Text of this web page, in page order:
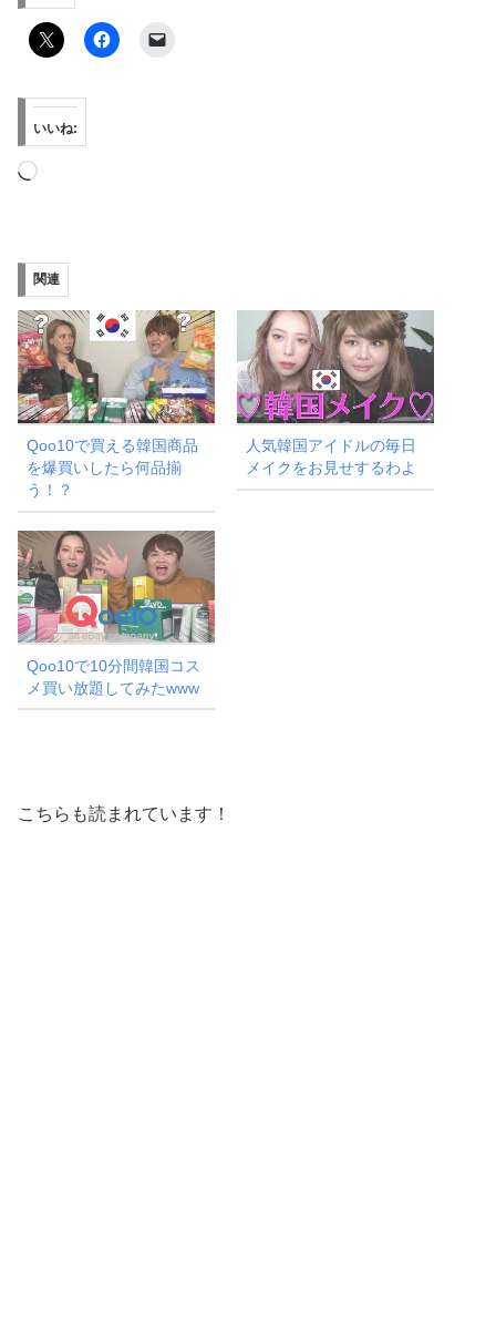
いいね:
読
み
中…
関連
Qoo10で買える韓国商品
を爆買いしたら何品揃
う！？
人気韓国アイドルの毎日
メイクをお見せするわよ
Qoo10で10分間韓国コス
メ買い放題してみたwww
こちらも読まれています！